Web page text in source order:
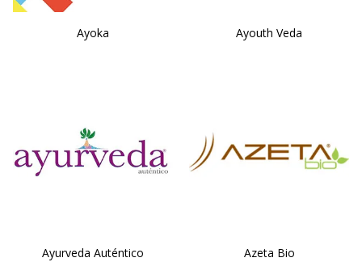
Ayoka Ayouth Veda
Ayurveda Auténtico Azeta Bio